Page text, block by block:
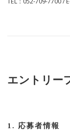
エントリー
1. 応募者情報